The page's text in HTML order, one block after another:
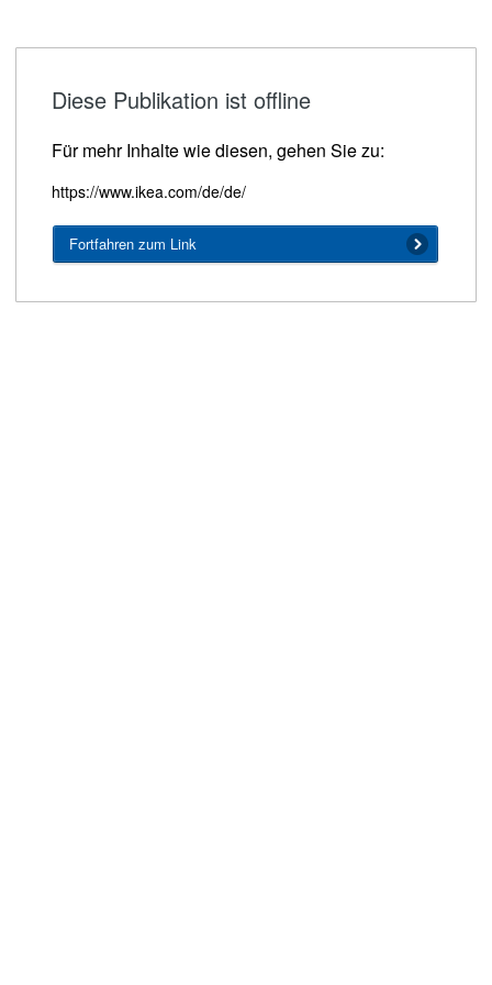
Diese Publikation ist offline
Für mehr Inhalte wie diesen, gehen Sie zu:
https://www.ikea.com/de/de/
Fortfahren zum Link